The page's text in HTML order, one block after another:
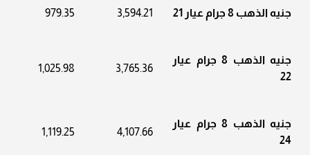
جنيه الذهب 8 جرام عيار 21 3,594.21
979.35
جنيه الذهب 8 جرام عيار
22
3,765.36
1,025.98
جنيه الذهب 8 جرام عيار
24
4,107.66
1,119.25